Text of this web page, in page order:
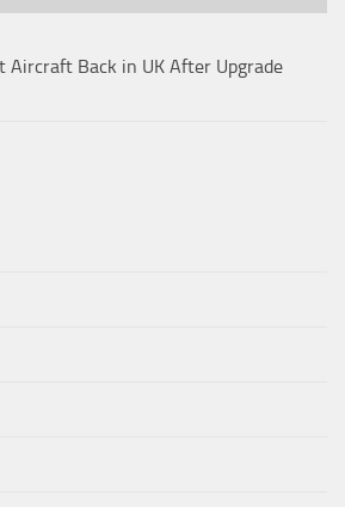
Aircraft Back in UK After Upgrade